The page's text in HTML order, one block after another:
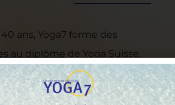
ans, Yoga7 forme des
au diplôme de Yoga Suisse,
Européenne de Yoga et
Yoga authentique adapté à